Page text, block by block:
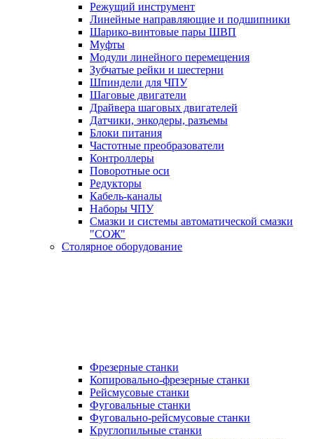
Режущий инструмент
Линейные направляющие и подшипники
Шарико-винтовые пары ШВП
Муфты
Модули линейного перемещения
Зубчатые рейки и шестерни
Шпиндели для ЧПУ
Шаговые двигатели
Драйвера шаговых двигателей
Датчики, энкодеры, разъемы
Блоки питания
Частотные преобразователи
Контроллеры
Поворотные оси
Редукторы
Кабель-каналы
Наборы ЧПУ
Смазки и системы автоматической смазки
"СОЖ"
Столярное оборудование
Фрезерные станки
Копировально-фрезерные станки
Рейсмусовые станки
Фуговальные станки
Фуговально-рейсмусовые станки
Круглопильные станки